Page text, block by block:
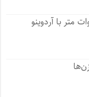
متر با آردوینو